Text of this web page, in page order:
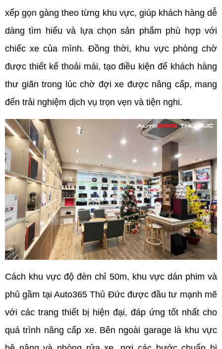
xếp gọn gàng theo từng khu vực, giúp khách hàng dễ
dàng tìm hiểu và lựa chọn sản phẩm phù hợp với
chiếc xe của mình. Đồng thời, khu vực phòng chờ
được thiết kế thoải mái, tạo điều kiện để khách hàng
thư giãn trong lúc chờ đợi xe được nâng cấp, mang
đến trải nghiệm dịch vụ trọn vẹn và tiện nghi.
Cách khu vực độ đèn chỉ 50m, khu vực dán phim và
phủ gầm tại Auto365 Thủ Đức được đầu tư mạnh mẽ
với các trang thiết bị hiện đại, đáp ứng tốt nhất cho
quá trình nâng cấp xe. Bên ngoài garage là khu vực